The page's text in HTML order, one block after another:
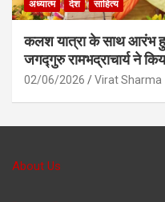
अध्यात्म
देश साहित्य
कलश यात्रा के साथ आरंभ
जगद्गुरु रामभद्राचार्य ने
02/06/2026 Virat Sharma
About Us